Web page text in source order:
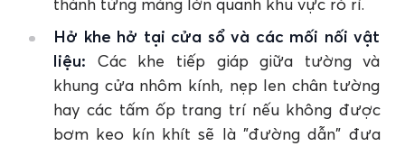
thành từng mảng lớn quanh khu vực rò rỉ.
Hở khe hở tại cửa sổ và các mối nối vật
liệu: Các khe tiếp giáp giữa tường và
khung cửa nhôm kính, nẹp len chân tường
hay các tấm ốp trang trí nếu không được
bơm keo kín khít sẽ là "đường dẫn" đưa